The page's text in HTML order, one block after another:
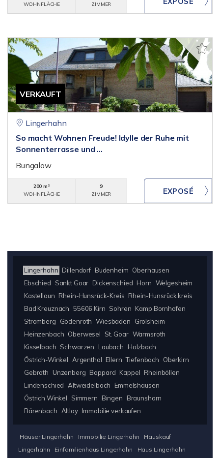
WOHNFLÄCHE
ZIMMER
VERKAUFT
Lingerhahn
So macht Wohnen Freude! Idylle der Ruhe mit
Sonnenterrasse und ...
Bungalow
200 m²
WOHNFLÄCHE
9
ZIMMER
Lingerhahn Dillendorf Budenheim Oberhausen
Ebschied
Sankt Goar Dickenschied Horn Welgesheim
Kastellaun Rhein-Hunsrück-Kreis Rhein-Hunsrück kreis
Bad Kreuznach 55606 Kirn Sohren Kamp Bornhofen
Stromberg
Gödenroth Wiesbaden
Grolsheim
Heinzenbach Oberwesel St. Goar Warmsroth
Kisselbach Schwarzen Laubach
Holzbach
Östrich-Winkel Argenthal Ellern Tiefenbach
Oberkirn
Gebroth
Unzenberg Boppard Kappel Rheinböllen
Lindenschied Altweidelbach
Emmelshausen
Östrich Winkel
Simmern Bingen
Braunshorn
Bärenbach Altlay Immobilie verkaufen
Häuser Lingerhahn Immobilie Lingerhahn
Hauskauf
Lingerhahn
Einfamilienhaus Lingerhahn
Haus Lingerhahn